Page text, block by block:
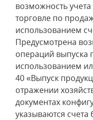
возможность
торговле по
использованием
Предусмотрена
операций выпуска
использованием
40 «Выпуск
отражении
документах
указываются счета